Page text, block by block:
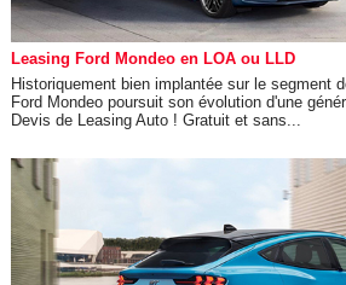
Leasing Ford Mondeo en LOA ou LLD
Historiquement bien implantée sur le segment
Ford Mondeo poursuit son évolution d'une
Devis de Leasing Auto ! Gratuit et sans...